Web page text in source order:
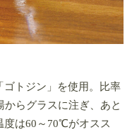
トジン」を使用。比率
らグラスに注ぎ、あと
度は60～70℃がオスス